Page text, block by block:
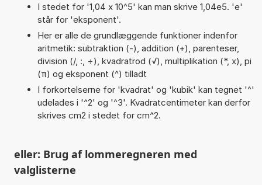
I stedet for '1,04 x 10^5' kan man skrive 1,04e5. 'e'
står for 'eksponent'.
Her er alle de grundlæggende funktioner indenfor
aritmetik: subtraktion (-), addition (+), parenteser,
division (/, :, ÷), kvadratrod (√), multiplikation (*, x), pi
(π) og eksponent (^) tilladt
I forkortelserne for 'kvadrat' og 'kubik' kan tegnet '^'
udelades i '^2' og '^3'. Kvadratcentimeter kan derfor
skrives cm2 i stedet for cm^2.
eller: Brug af lommeregneren med
valglisterne